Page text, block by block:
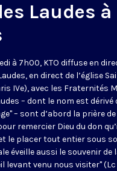
Laudes à
à 7h00, KTO diffuse en
en direct de l’église
IVe), avec les Fraternités
– dont le nom est
– sont d’abord la prière
remercier Dieu du don
le placer tout entier sous
éveille aussi le souvenir de
levant venu nous visiter" (Lc